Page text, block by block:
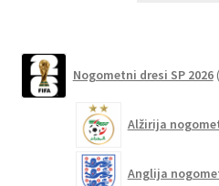
Nogometni dresi SP 2026
Alžirija
Anglija